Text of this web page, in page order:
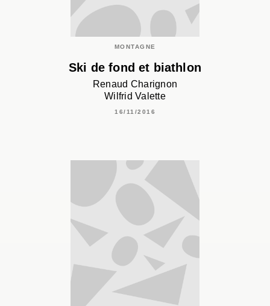
MONTAGNE
Ski de fond et biathlon
Renaud Charignon
Wilfrid Valette
16/11/2016